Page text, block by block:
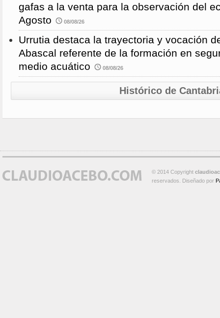
gafas a la venta para la observación del
Agosto
08/08/26
Urrutia destaca la trayectoria y vocación
Abascal referente de la formación en
medio acuático
08/08/26
Histórico de
© 2014 Copyright
reservados. Diseñado por